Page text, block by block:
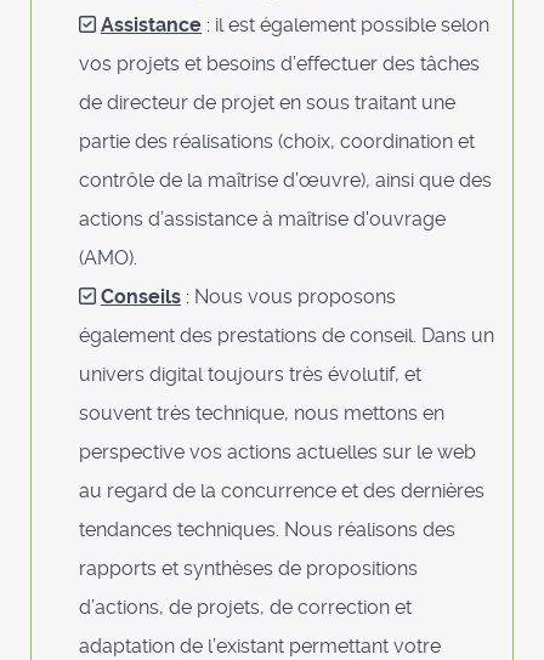
Assistance : il est également possible selon
vos projets et besoins d’effectuer des tâches
de directeur de projet en sous traitant une
partie des réalisations (choix, coordination et
contrôle de la maîtrise d’œuvre), ainsi que des
actions d’assistance à maîtrise d'ouvrage
(AMO).
Conseils : Nous vous proposons
également des prestations de conseil. Dans un
univers digital toujours très évolutif, et
souvent très technique, nous mettons en
perspective vos actions actuelles sur le web
au regard de la concurrence et des dernières
tendances techniques. Nous réalisons des
rapports et synthèses de propositions
d’actions, de projets, de correction et
adaptation de l’existant permettant votre